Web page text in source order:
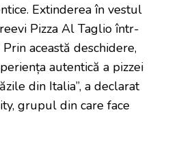
Extinderea în vestul
Pizza Al Taglio într-
această deschidere,
autentică a pizzei
din Italia”, a declarat
grupul din care face